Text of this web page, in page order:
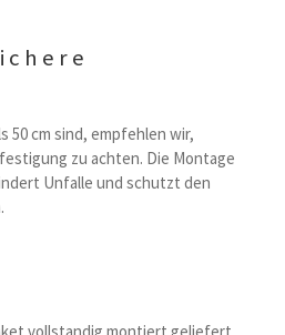
50 cm sind, empfehlen wir,
zu achten. Die Montage
Unfalle und schutzt den